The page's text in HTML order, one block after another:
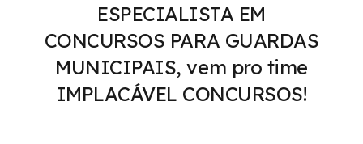
ESPECIALISTA EM
CONCURSOS PARA GUARDAS
MUNICIPAIS, vem pro time
IMPLACÁVEL CONCURSOS!